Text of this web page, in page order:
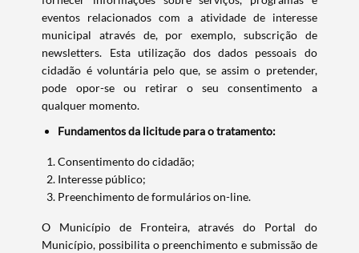
eventos relacionados com a atividade de interesse
municipal através de, por exemplo, subscrição de
newsletters. Esta utilização dos dados pessoais do
cidadão é voluntária pelo que, se assim o pretender,
pode opor-se ou retirar o seu consentimento a
qualquer momento.
Fundamentos da licitude para o tratamento:
Consentimento do cidadão;
Interesse público;
Preenchimento de formulários on-line.
O Município de Fronteira, através do Portal do
Município, possibilita o preenchimento e submissão de